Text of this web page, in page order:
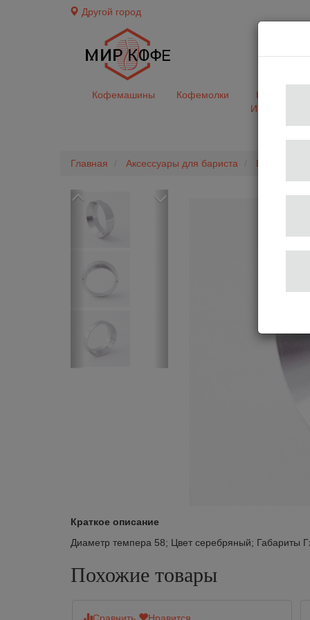
Другой город
Кофемашины Кофемолки
Кофе&Чай
Ингредиенты
Главная Аксессуары для бариста Воронки
Previous
Краткое описание
Диаметр темпера 58; Цвет серебряный; Габариты
Похожие товары